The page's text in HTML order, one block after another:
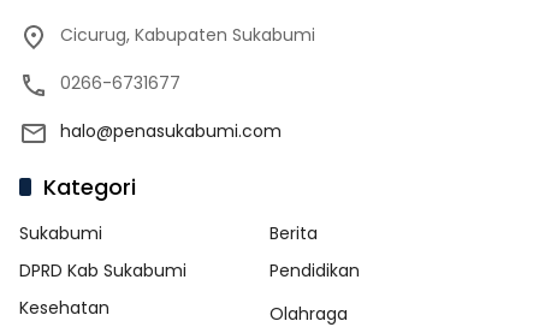
Cicurug, Kabupaten Sukabumi
0266-6731677
halo@penasukabumi.com
Kategori
Sukabumi
Berita
DPRD Kab Sukabumi
Pendidikan
Kesehatan
Olahraga